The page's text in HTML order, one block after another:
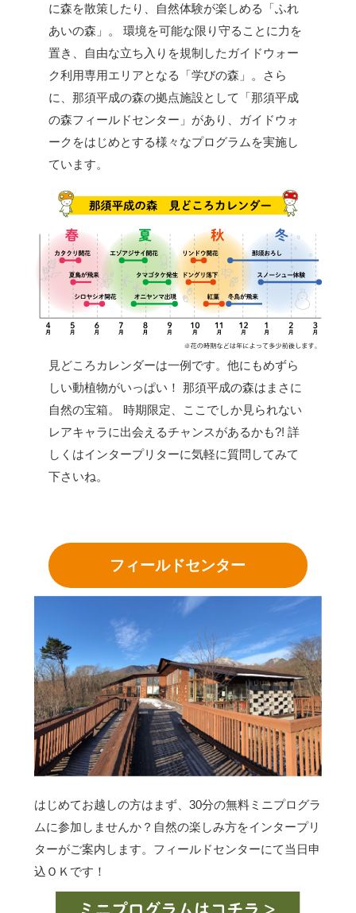
に森を散策したり、自然体験が楽しめる「ふれ
あいの森」。 環境を可能な限り守ることに力を
置き、自由な立ち入りを規制したガイドウォー
ク利用専用エリアとなる「学びの森」。さら
に、那須平成の森の拠点施設として「那須平成
の森フィールドセンター」があり、ガイドウォ
ークをはじめとする様々なプログラムを実施し
ています。
見どころカレンダーは一例です。他にもめずら
しい動植物がいっぱい！ 那須平成の森はまさに
自然の宝箱。
時期限定、ここでしか見られない
レアキャラに出会えるチャンスがあるかも?! 詳
しくはインタープリターに気軽に質問してみて
下さいね。
フィールドセンター
はじめてお越しの方はまず、30分の無料ミニプログラ
ムに参加しませんか？自然の楽しみ方をインタープリ
ターがご案内します。フィールドセンターにて当日申
込ＯＫです！